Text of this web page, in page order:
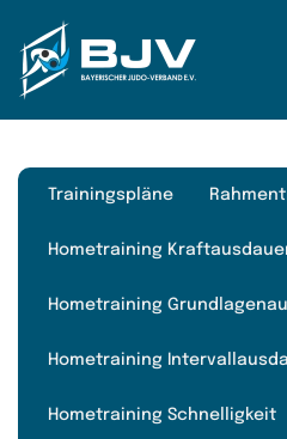
Zum Hauptinhalt springen
Trainingspläne
Hometraining
Hometraining
Hometraining
Hometraining Schnelligkeit